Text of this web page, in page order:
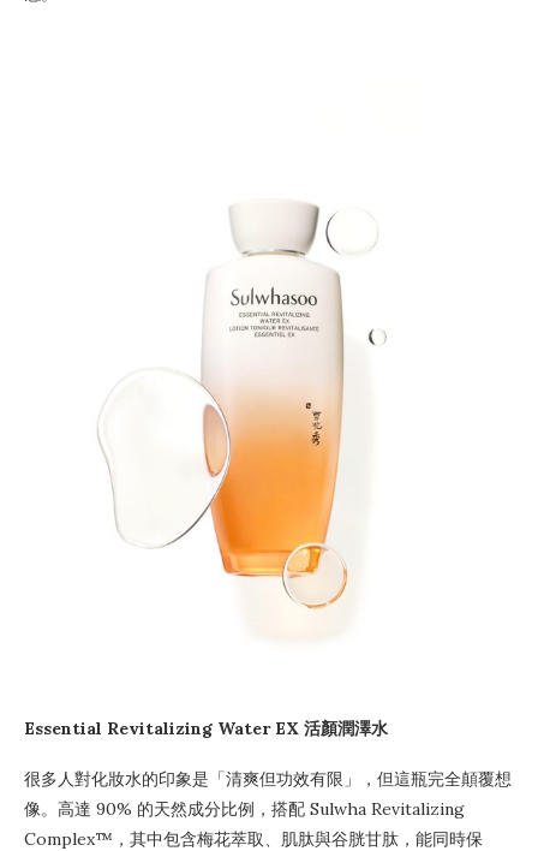
Essential Revitalizing Water EX 活顏潤澤水
很多人對化妝水的印象是「清爽但功效有限」，但這瓶完全顛覆想
像。高達 90% 的天然成分比例，搭配 Sulwha Revitalizing
Complex™，其中包含梅花萃取、肌肽與谷胱甘肽，能同時保